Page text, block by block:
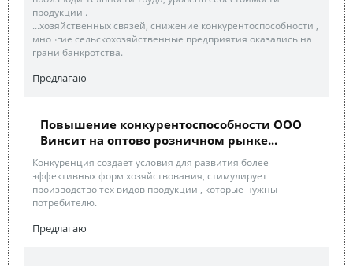
продукции .
...хозяйственных связей, снижение конкурентоспособности ,
мно¬гие сельскохозяйственные предприятия оказались на
грани банкротства.
Предлагаю
Повышение конкурентоспособности ООО
Винсит на оптово розничном рынке...
Конкуренция создает условия для развития более
эффективных форм хозяйствования, стимулирует
производство тех видов продукции , которые нужны
потребителю.
Предлагаю